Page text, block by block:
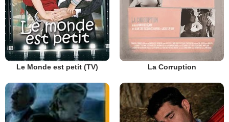
Le Monde est petit (TV) La Corruption